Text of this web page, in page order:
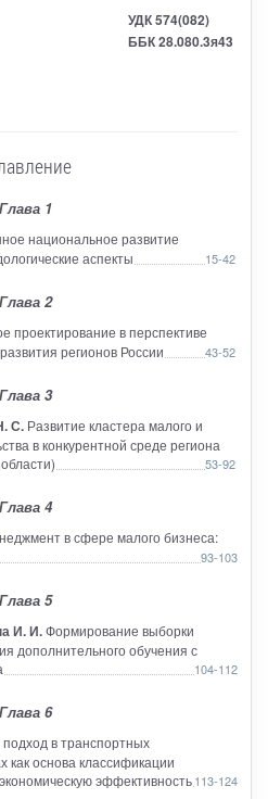
УДК 574(082)
ББК 28.080.3я43
Глава 1
национальное развитие
аспекты
15-42
Глава 2
проектирование в перспективе
регионов России
43-52
Глава 3
С.Развитие кластера малого и
в конкурентной среде региона
53-92
Глава 4
в сфере малого бизнеса:
93-103
Глава 5
И. И.Формирование выборки
дополнительного обучения с
104-112
Глава 6
в транспортных
как основа классификации
эффективность 113-124